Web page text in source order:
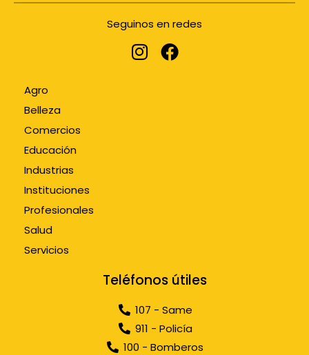
Seguinos en redes
Agro
Belleza
Comercios
Educación
Industrias
Instituciones
Profesionales
Salud
Servicios
Teléfonos útiles
107 - Same
911 - Policía
100 - Bomberos